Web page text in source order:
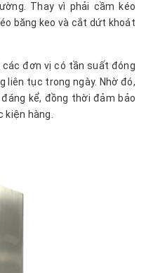
Thay vì phải cầm kéo
băng keo và cắt dứt khoát
đơn vị có tần suất đóng
liên tục trong ngày. Nhờ đó,
kể, đồng thời đảm bảo
hàng.